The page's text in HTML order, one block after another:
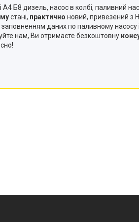
А4 Б8 дизель, насос в колбі, паливний
стані, практично новий, привезений з
заповненням даних по паливному насосу
нам, Ви отримаєте безкоштовну